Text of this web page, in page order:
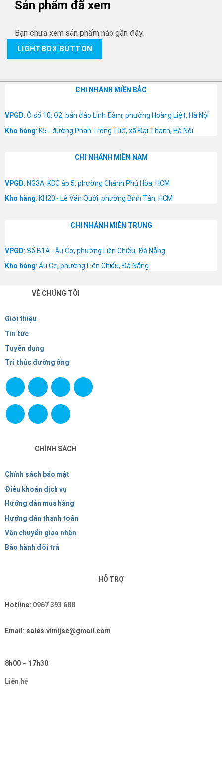
Sản phẩm đã xem
Bạn chưa xem sản phẩm nào gần đây.
LIGHTBOX BUTTON
CHI NHÁNH MIỀN BẮC
VPGD: Ô số 10, Ơ2, bán đảo Linh Đàm, phường Hoàng Liệt, Hà Nội
Kho hàng: K5 - đường Phan Trọng Tuệ, xã Đại Thanh, Hà Nội
CHI NHÁNH MIỀN NAM
VPGD: NG3A, KDC ấp 5, phường Chánh Phú Hòa, HCM
Kho hàng: KH20 - Lê Văn Quới, phường Bình Tân, HCM
CHI NHÁNH MIỀN TRUNG
VPGD: Số B1A - Âu Cơ, phường Liên Chiểu, Đà Nẵng
Kho hàng: Âu Cơ, phường Liên Chiểu, Đà Nẵng
VỀ CHÚNG TÔI
Giới thiệu
Tin tức
Tuyển dụng
Tri thúc đường ống
CHÍNH SÁCH
Chính sách bảo mật
Điều khoản dịch vụ
Hướng dẫn mua hàng
Hướng dẫn thanh toán
Vận chuyển giao nhận
Bảo hành đổi trả
HỖ TRỢ
Hotline: 0967 393 688
Email: sales.vimijsc@gmail.com
8h00 ~ 17h30
Liên hệ